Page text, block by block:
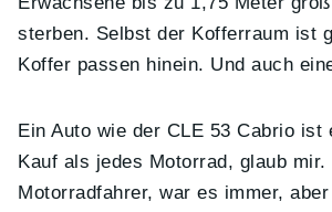
sterben. Selbst der Kofferraum ist
Koffer passen hinein. Und auch
Ein Auto wie der CLE 53 Cabrio
Kauf als jedes Motorrad, glaub mir.
Motorradfahrer, war es immer,